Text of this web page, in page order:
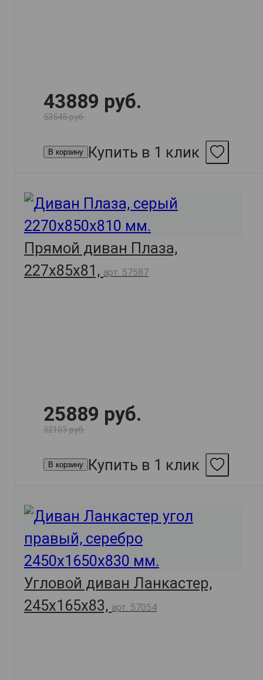
43889 руб.
53545 руб.
В корзину Купить в 1 клик
Прямой диван Плаза,
227х85х81, арт. 57587
25889 руб.
32103 руб.
В корзину Купить в 1 клик
Угловой диван Ланкастер,
245х165х83, арт. 57054